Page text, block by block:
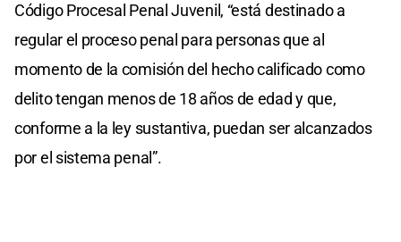
Código Procesal Penal Juvenil, “está destinado a
regular el proceso penal para personas que al
momento de la comisión del hecho calificado como
delito tengan menos de 18 años de edad y que,
conforme a la ley sustantiva, puedan ser alcanzados
por el sistema penal”.